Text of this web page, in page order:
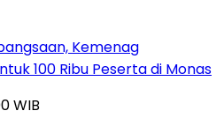
Kemenag
100 Ribu Peserta di Monas
WIB